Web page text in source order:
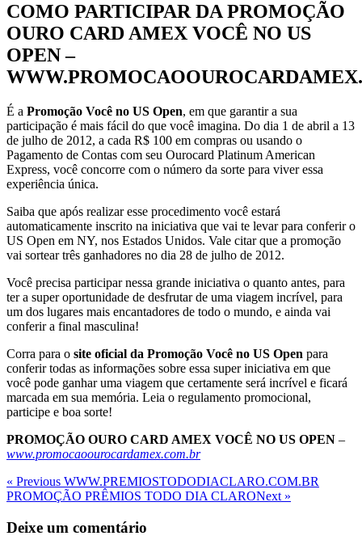
COMO PARTICIPAR DA PROMOÇÃO
OURO CARD AMEX VOCÊ NO US
OPEN –
É a Promoção Você no US Open, em que garantir a sua
participação é mais fácil do que você imagina. Do dia 1 de abril a 13
de julho de 2012, a cada R$ 100 em compras ou usando o
Pagamento de Contas com seu Ourocard Platinum American
Express, você concorre com o número da sorte para viver essa
experiência única.
Saiba que após realizar esse procedimento você estará
automaticamente inscrito na iniciativa que vai te levar para conferir o
US Open em NY, nos Estados Unidos. Vale citar que a promoção
vai sortear três ganhadores no dia 28 de julho de 2012.
Você precisa participar nessa grande iniciativa o quanto antes, para
ter a super oportunidade de desfrutar de uma viagem incrível, para
um dos lugares mais encantadores de todo o mundo, e ainda vai
conferir a final masculina!
Corra para o site oficial da Promoção Você no US Open para
conferir todas as informações sobre essa super iniciativa em que
você pode ganhar uma viagem que certamente será incrível e ficará
marcada em sua memória. Leia o regulamento promocional,
participe e boa sorte!
PROMOÇÃO OURO CARD AMEX VOCÊ NO US OPEN –
www.promocaoourocardamex.com.br
Navegação
de
Post
Previous
Post
« Previous WWW.PREMIOSTODODIACLARO.COM.BR
Next
PROMOÇÃO PRÊMIOS TODO DIA CLARONext »
Deixe um comentário